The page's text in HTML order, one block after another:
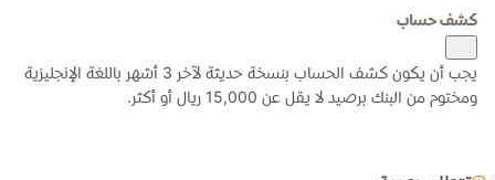
كشف حساب
يجب أن يكون كشف الحساب بنسخة حديثة لآخر 3 أشهر باللغة الإنجليزية
ومختوم من البنك برصيد لا يقل عن 15,000 ريال أو أكثر.